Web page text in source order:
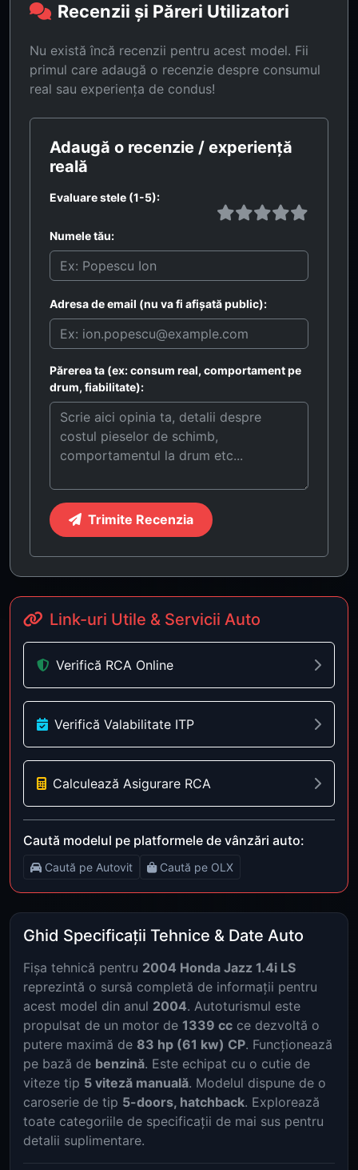
Recenzii și Păreri Utilizatori
Nu există încă recenzii pentru acest model. Fii
primul care adaugă o recenzie despre consumul
real sau experiența de condus!
Adaugă o recenzie / experiență
reală
Evaluare stele (1-5):
Numele tău:
Adresa de email (nu va fi afișată public):
Părerea ta (ex: consum real, comportament pe
drum, fiabilitate):
Trimite Recenzia
Link-uri Utile & Servicii Auto
Verifică RCA Online
Verifică Valabilitate ITP
Calculează Asigurare RCA
Caută modelul pe platformele de vânzări auto:
Caută pe Autovit Caută pe OLX
Ghid Specificații Tehnice & Date Auto
Fișa tehnică pentru 2004 Honda Jazz 1.4i LS
reprezintă o sursă completă de informații pentru
acest model din anul 2004. Autoturismul este
propulsat de un motor de 1339 cc ce dezvoltă o
putere maximă de 83 hp (61 kw) CP. Funcționează
pe bază de benzină. Este echipat cu o cutie de
viteze tip 5 viteză manuală. Modelul dispune de o
caroserie de tip 5-doors, hatchback. Explorează
toate categoriile de specificații de mai sus pentru
detalii suplimentare.